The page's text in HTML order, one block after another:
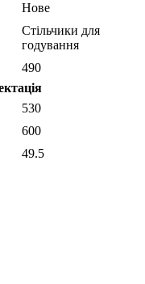
Нове
Стільчики для
годування
490
530
600
49.5